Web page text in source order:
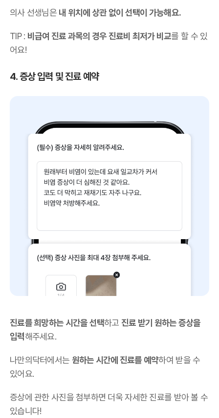
의사 선생님은 내 위치에 상관 없이 선택이 가능해요.
TIP : 비급여 진료 과목의 경우 진료비 최저가 비교를 할 수 있
어요!
4. 증상 입력 및 진료 예약
진료를 희망하는 시간을 선택하고 진료 받기 원하는 증상을
입력해주세요.
나만의닥터에서는 원하는 시간에 진료를 예약하여 받을 수
있어요.
증상에 관한 사진을 첨부하면 더욱 자세한 진료를 받아 볼 수
있습니다!